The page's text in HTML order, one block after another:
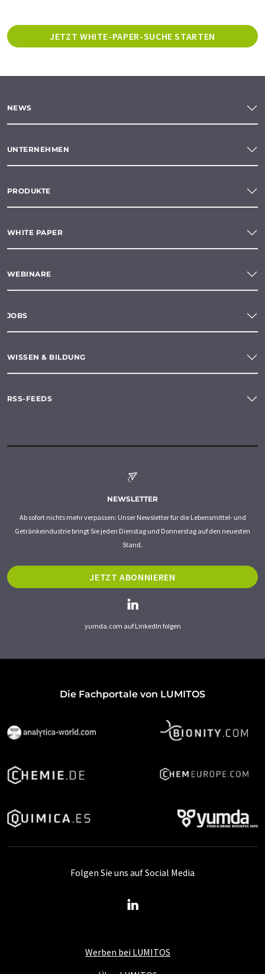
JETZT WHITE-PAPER-SUCHE STARTEN
NEWS
UNTERNEHMEN
PRODUKTE
WHITE PAPER
WEBINARE
JOBS
WISSEN & BILDUNG
RSS-FEEDS
NEWSLETTER
Ab sofort nichts mehr verpassen: Unser Newsletter für die Lebensmittel- und
Getränkeindustrie bringt Sie jeden Dienstag und Donnerstag auf den neuesten
Stand.
JETZT ABONNIEREN
yumda.com auf LinkedIn folgen
Die Fachportale von LUMITOS
Werben bei LUMITOS
Folgen Sie uns auf Social Media